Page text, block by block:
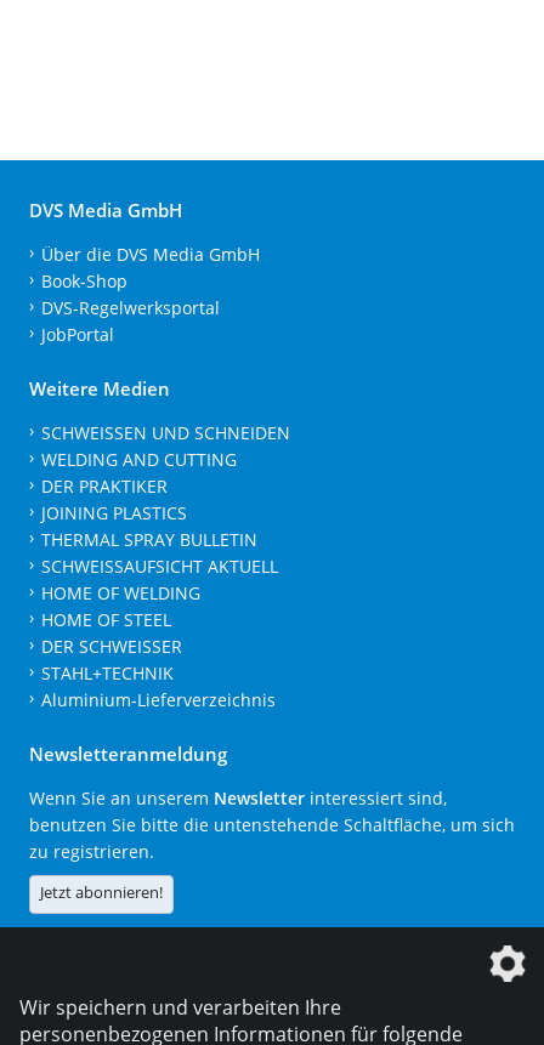
DVS Media GmbH
Über die DVS Media GmbH
Book-Shop
DVS-Regelwerksportal
JobPortal
Weitere Medien
SCHWEISSEN UND SCHNEIDEN
WELDING AND CUTTING
DER PRAKTIKER
JOINING PLASTICS
THERMAL SPRAY BULLETIN
SCHWEISSAUFSICHT AKTUELL
HOME OF WELDING
HOME OF STEEL
DER SCHWEISSER
STAHL+TECHNIK
Aluminium-Lieferverzeichnis
Newsletteranmeldung
Wenn Sie an unserem Newsletter interessiert sind,
benutzen Sie bitte die untenstehende Schaltfläche, um sich
zu registrieren.
Jetzt abonnieren!
Die DVS Media GmbH ist ein Unternehmen der
Wir speichern und verarbeiten Ihre
personenbezogenen Informationen für folgende